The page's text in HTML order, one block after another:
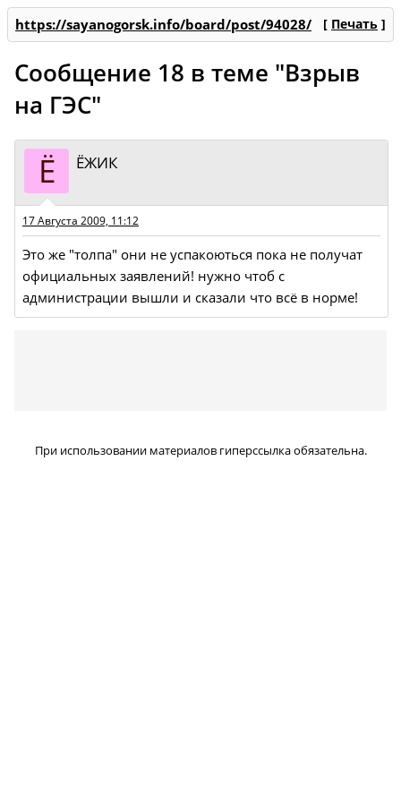
[ Печать ]
https://sayanogorsk.info/board/post/94028/
Сообщение 18 в теме "Взрыв
на ГЭС"
Ё ЁЖИК
17 Августа 2009, 11:12
Это же "толпа" они не успакоються пока не получат
официальных заявлений! нужно чтоб с
администрации вышли и сказали что всё в норме!
При использовании материалов гиперссылка обязательна.